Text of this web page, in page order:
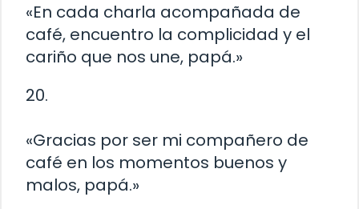
«En cada charla acompañada de
café, encuentro la complicidad y el
cariño que nos une, papá.»
20.
«Gracias por ser mi compañero de
café en los momentos buenos y
malos, papá.»